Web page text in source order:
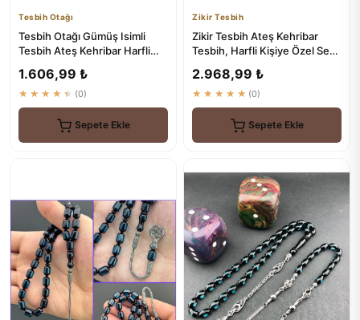
Tesbih Otağı
Tesbih Otağı Gümüş Isimli
Tesbih Ateş Kehribar Harfli
1.606,99 ₺
★★★★★ (0)
Sepete Ekle
Zikir Tesbih
Zikir Tesbih Ateş Kehribar
Tesbih, Harfli Kişiye Özel Seri,
2.968,99 ₺
★★★★★ (0)
Sepete Ekle